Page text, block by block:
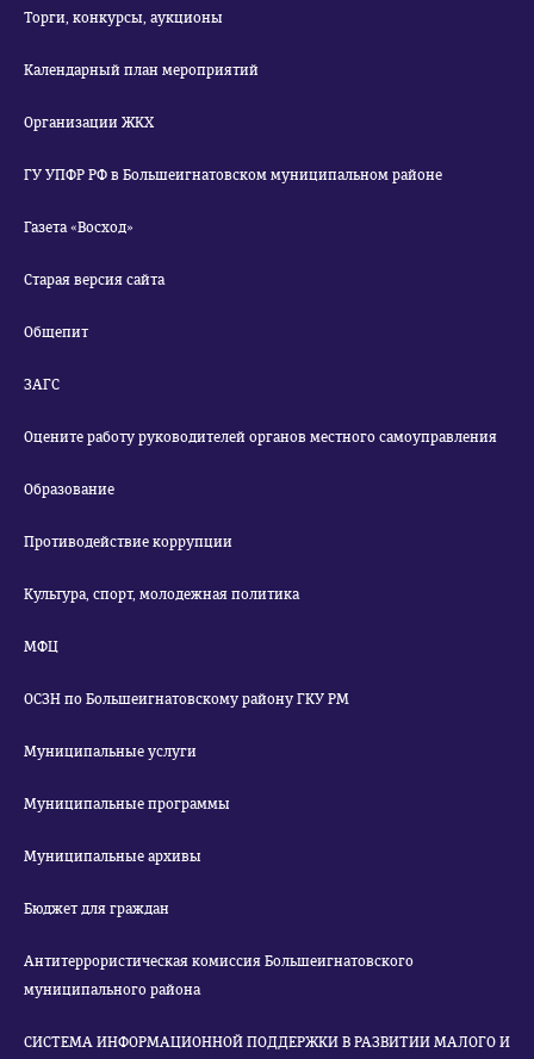
Торги, конкурсы, аукционы
Календарный план мероприятий
Организации ЖКХ
ГУ УПФР РФ в Большеигнатовском муниципальном районе
Газета «Восход»
Старая версия сайта
Общепит
ЗАГС
Оцените работу руководителей органов местного самоуправления
Образование
Противодействие коррупции
Культура, спорт, молодежная политика
МФЦ
ОСЗН по Большеигнатовскому району ГКУ РМ
Муниципальные услуги
Муниципальные программы
Муниципальные архивы
Бюджет для граждан
Антитеррористическая комиссия Большеигнатовского
муниципального района
СИСТЕМА ИНФОРМАЦИОННОЙ ПОДДЕРЖКИ В РАЗВИТИИ МАЛОГО И